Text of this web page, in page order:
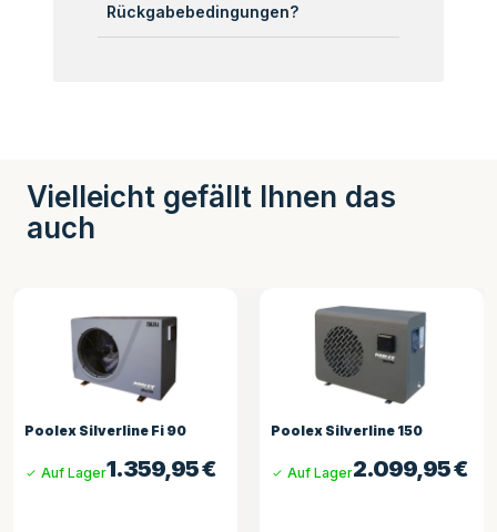
Rückgabebedingungen?
Vielleicht gefällt Ihnen das
auch
Poolex Silverline 150
2.099,95
Auf Lager
Poolex Jetline Selection Fi
2.129,00